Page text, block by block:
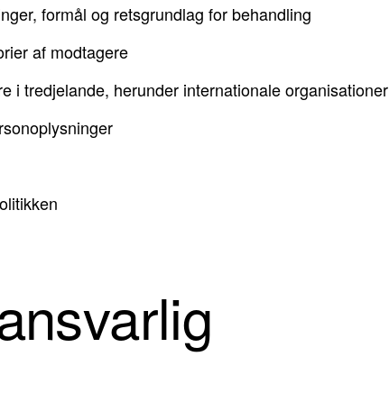
formål og retsgrundlag for behandling
af modtagere
i tredjelande, herunder internationale organisationer